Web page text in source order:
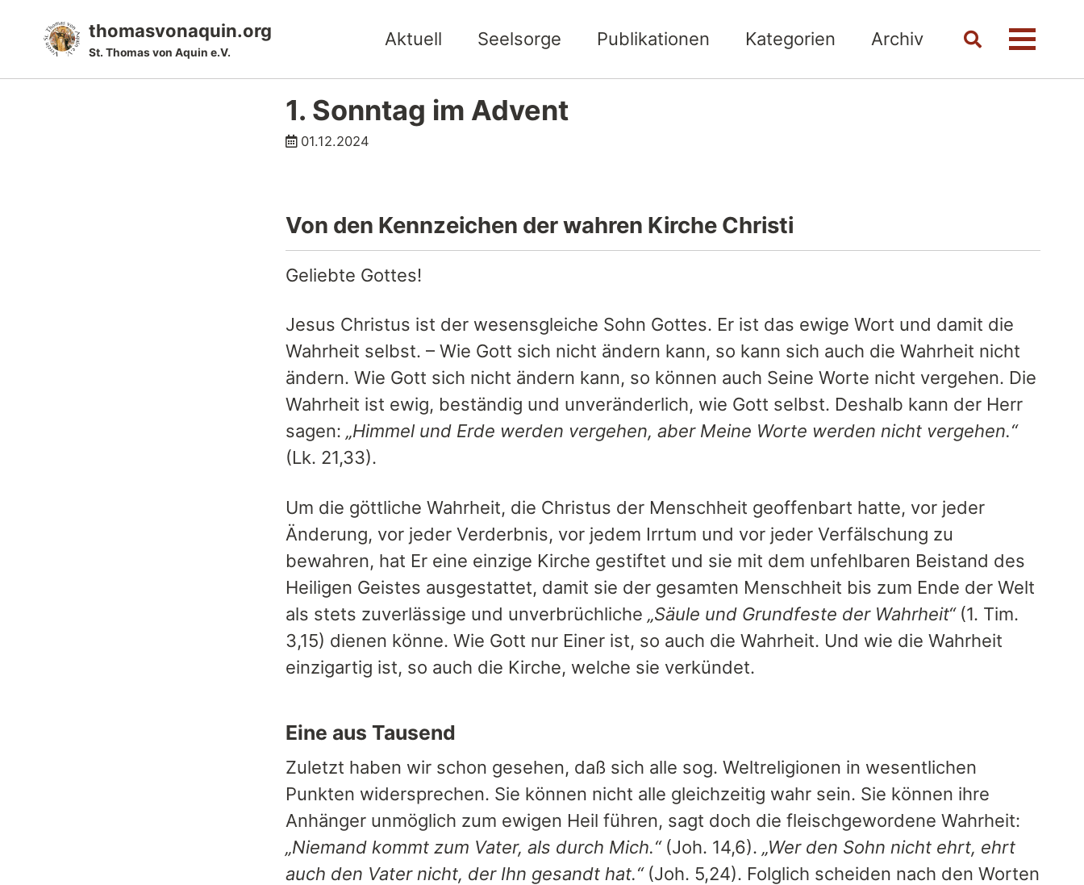
thomasvonaquin.org
St. Thomas von Aquin e.V.
Aktuell Seelsorge Publikationen Kategorien Archiv
ToggleMenü
1. Sonntag im Advent
01.12.2024
Von den Kennzeichen der wahren Kirche Christi
Geliebte Gottes!
Jesus Christus ist der wesensgleiche Sohn Gottes. Er ist das ewige Wort und damit die
Wahrheit selbst. – Wie Gott sich nicht ändern kann, so kann sich auch die Wahrheit nicht
ändern. Wie Gott sich nicht ändern kann, so können auch Seine Worte nicht vergehen. Die
Wahrheit ist ewig, beständig und unveränderlich, wie Gott selbst. Deshalb kann der Herr
sagen: „Himmel und Erde werden vergehen, aber Meine Worte werden nicht vergehen.“
(Lk. 21,33).
Um die göttliche Wahrheit, die Christus der Menschheit geoffenbart hatte, vor jeder
Änderung, vor jeder Verderbnis, vor jedem Irrtum und vor jeder Verfälschung zu
bewahren, hat Er eine einzige Kirche gestiftet und sie mit dem unfehlbaren Beistand des
Heiligen Geistes ausgestattet, damit sie der gesamten Menschheit bis zum Ende der Welt
als stets zuverlässige und unverbrüchliche „Säule und Grundfeste der Wahrheit“(1. Tim.
3,15) dienen könne. Wie Gott nur Einer ist, so auch die Wahrheit. Und wie die Wahrheit
einzigartig ist, so auch die Kirche, welche sie verkündet.
Eine aus Tausend
Zuletzt haben wir schon gesehen, daß sich alle sog. Weltreligionen in wesentlichen
Punkten widersprechen. Sie können nicht alle gleichzeitig wahr sein. Sie können ihre
Anhänger unmöglich zum ewigen Heil führen, sagt doch die fleischgewordene Wahrheit:
„Niemand kommt zum Vater, als durch Mich.“(Joh. 14,6). „Wer den Sohn nicht ehrt, ehrt
auch den Vater nicht, der Ihn gesandt hat.“(Joh. 5,24). Folglich scheiden nach den Worten